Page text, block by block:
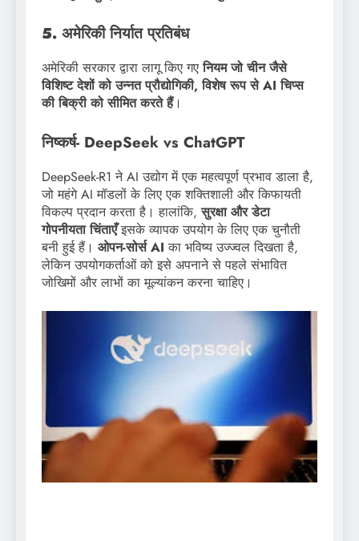
5. अमेरिकी निर्यात प्रतिबंध
अमेरिकी सरकार द्वारा लागू किए गएनियम जो चीन जैसे
विशिष्ट देशों को उन्नत प्रौद्योगिकी, विशेष रूप से AI चिप्स
की बिक्री को सीमित करते हैं।
निष्कर्ष- DeepSeek vs ChatGPT
DeepSeek-R1 ने AI उद्योग में एक महत्वपूर्ण प्रभाव डाला है,
जो महंगे AI मॉडलों के लिए एक शक्तिशाली और किफायती
विकल्प प्रदान करता है। हालांकि,सुरक्षा और डेटा
गोपनीयता चिंताएँइसके व्यापक उपयोग के लिए एक चुनौती
बनी हुई हैं। ओपन-सोर्स AI का भविष्य उज्ज्वल दिखता है,
लेकिन उपयोगकर्ताओं को इसे अपनाने से पहले संभावित
जोखिमों और लाभों का मूल्यांकन करना चाहिए।